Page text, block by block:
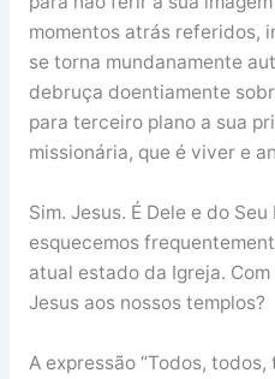
momentos atrás referidos,
se torna mundanamente
debruça doentiamente
para terceiro plano a sua
missionária, que é viver e
Sim. Jesus. É Dele e do
esquecemos
atual estado da Igreja.
Jesus aos nossos templos?
A expressão “Todos, todos,